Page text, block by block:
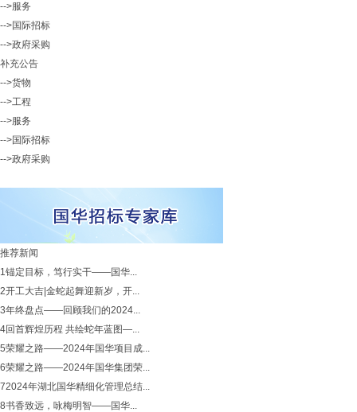
-->服务
-->国际招标
-->政府采购
补充公告
-->货物
-->工程
-->服务
-->国际招标
-->政府采购
推荐新闻
1锚定目标，笃行实干——国华...
2开工大吉|金蛇起舞迎新岁，开...
3年终盘点——回顾我们的2024...
4回首辉煌历程 共绘蛇年蓝图—...
5荣耀之路——2024年国华项目成...
6荣耀之路——2024年国华集团荣...
72024年湖北国华精细化管理总结...
8书香致远，咏梅明智——国华...